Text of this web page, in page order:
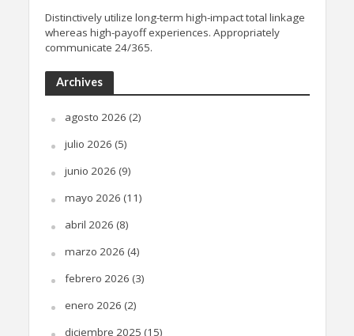
Distinctively utilize long-term high-impact total linkage
whereas high-payoff experiences. Appropriately
communicate 24/365.
Archives
agosto 2026 (2)
julio 2026 (5)
junio 2026 (9)
mayo 2026 (11)
abril 2026 (8)
marzo 2026 (4)
febrero 2026 (3)
enero 2026 (2)
diciembre 2025 (15)